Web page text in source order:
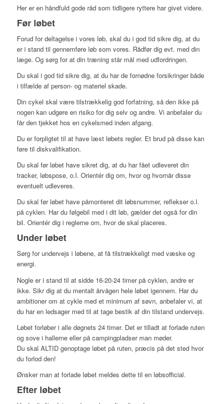
Her er en håndfuld gode råd som tidligere ryttere har givet videre.
Før løbet
Forud for deltagelse i vores løb, skal du i god tid sikre dig, at du
er i stand til gennemføre løb som vores. Rådfør dig evt. med din
læge. Og sørg for at din træning står mål med udfordringen.
Du skal i god tid sikre dig, at du har de fornødne forsikringer både
i tilfælde af person- og materiel skade.
Din cykel skal være tilstrækkelig god forfatning, så den ikke på
nogen kan udgøre en risiko for dig selv og andre. Vi anbefaler du
får den tjekket hos en cykelsmed inden afgang.
Du er forpligtet til at have læst løbets regler. Et brud på disse kan
føre til diskvalifikation.
Du skal før løbet have sikret dig, at du har fået udleveret din
tracker, løbspose, o.l. Orientér dig om, hvor og hvornår disse
eventuelt udleveres.
Du skal før løbet have påmonteret dit løbsnummer, reflekser o.l.
på cyklen. Har du følgebil med i dit løb, gælder det også for din
bil. Orientér dig i reglerne om, hvor de skal placeres.
Under løbet
Sørg for undervejs i løbene, at få tilstrækkeligt med væske og
energi.
Nogle er i stand til at sidde 16-20-24 timer på cyklen, andre er
ikke. Sikr dig at du mentalt årvågen hele løbet igennem. Har du
ambitioner om at cykle med et minimum af søvn, anbefaler vi, at
du har en ledsager med til at tage bestik af din tilstand undervejs.
Løbet forløber i alle døgnets 24 timer. Det er tilladt at forlade ruten
og sove i hallerne eller på campingpladser man møder.
Du skal ALTID genoptage løbet på ruten, præcis på det sted hvor
du forlod den!
Ønsker man at forlade løbet meldes dette til en løbsofficial.
Efter løbet